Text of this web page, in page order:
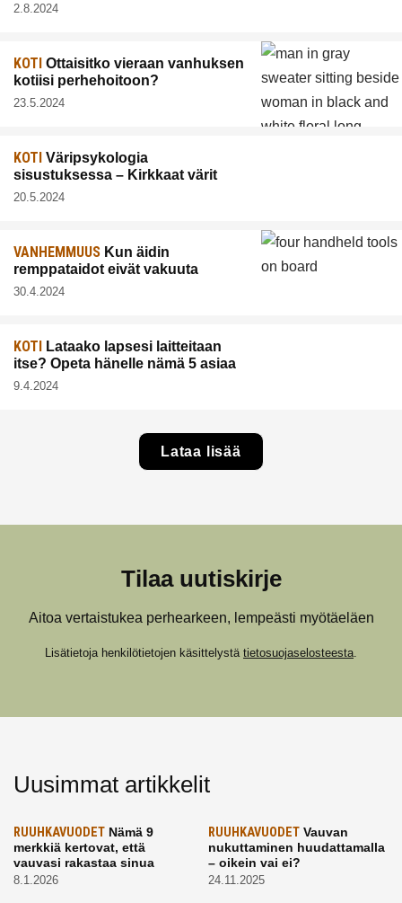
2.8.2024
KOTI Ottaisitko vieraan vanhuksen
kotiisi perhehoitoon?
23.5.2024
KOTI Väripsykologia
sisustuksessa – Kirkkaat värit
20.5.2024
VANHEMMUUS Kun äidin
remppataidot eivät vakuuta
30.4.2024
KOTI Lataako lapsesi laitteitaan
itse? Opeta hänelle nämä 5 asiaa
9.4.2024
Lataa lisää
Tilaa uutiskirje
Aitoa vertaistukea perhearkeen, lempeästi myötäeläen
Lisätietoja henkilötietojen käsittelystä tietosuojaselosteesta.
Uusimmat artikkelit
RUUHKAVUODET Nämä 9
merkkiä kertovat, että
vauvasi rakastaa sinua
8.1.2026
RUUHKAVUODETVauvan
nukuttaminen huudattamalla
– oikein vai ei?
24.11.2025